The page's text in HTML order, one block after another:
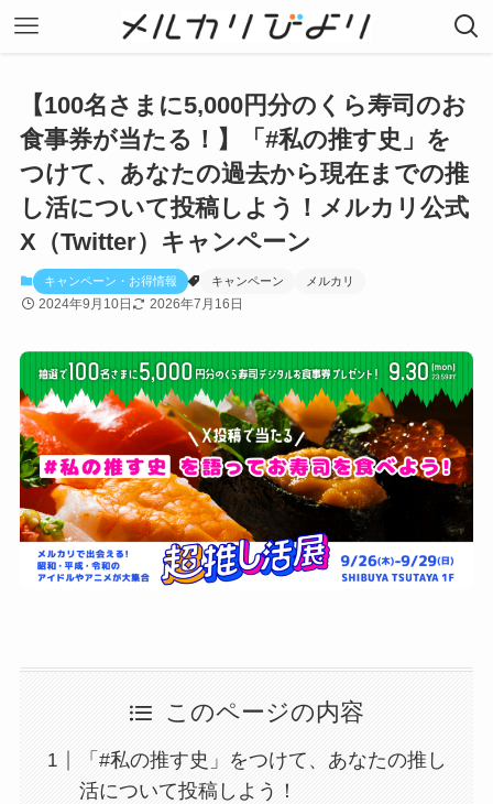
【100名さまに5,000円分のくら寿司のお
食事券が当たる！】「#私の推す史」を
つけて、あなたの過去から現在までの推
し活について投稿しよう！メルカリ公式
X（Twitter）キャンペーン
キャンペーン・お得情報 キャンペーン メルカリ
2024年9月10日 2026年7月16日
このページの内容
「#私の推す史」をつけて、あなたの推し
活について投稿しよう！